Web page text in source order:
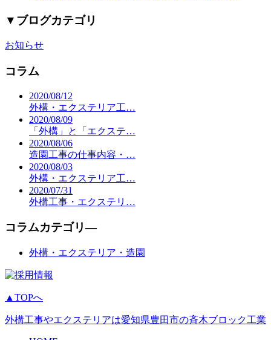
▼ ブログカテゴリ
お知らせ
コラム
2020/08/12
外構・エクステリア工…
2020/08/09
「外構」と「エクステ…
2020/08/06
造園工事の仕事内容・…
2020/08/03
外構・エクステリア工…
2020/07/31
外構工事・エクステリ…
コラムカテゴリ―
外構・エクステリア・造園
▲TOPへ
外構工事やエクステリアは愛知県豊田市の斉木ブロック工業